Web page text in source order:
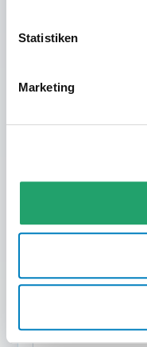
Statistiken
Marketing
E-Mail*
Position